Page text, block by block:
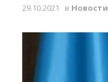
29.10.2021 в Новости